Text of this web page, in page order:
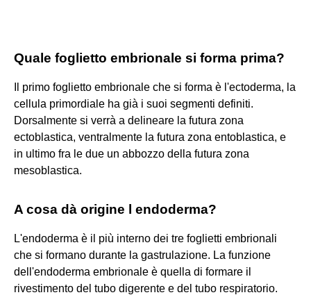
Quale foglietto embrionale si forma prima?
Il primo foglietto embrionale che si forma è l'ectoderma, la
cellula primordiale ha già i suoi segmenti definiti.
Dorsalmente si verrà a delineare la futura zona
ectoblastica, ventralmente la futura zona entoblastica, e
in ultimo fra le due un abbozzo della futura zona
mesoblastica.
A cosa dà origine l endoderma?
L'endoderma è il più interno dei tre foglietti embrionali
che si formano durante la gastrulazione. La funzione
dell'endoderma embrionale è quella di formare il
rivestimento del tubo digerente e del tubo respiratorio.